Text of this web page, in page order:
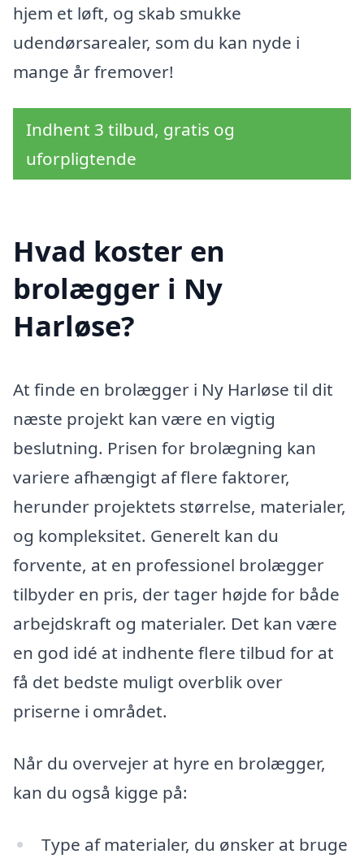
hjem et løft, og skab smukke
udendørsarealer, som du kan nyde i
mange år fremover!
Indhent 3 tilbud, gratis og
uforpligtende
Hvad koster en
brolægger i Ny
Harløse?
At finde en brolægger i Ny Harløse til dit
næste projekt kan være en vigtig
beslutning. Prisen for brolægning kan
variere afhængigt af flere faktorer,
herunder projektets størrelse, materialer,
og kompleksitet. Generelt kan du
forvente, at en professionel brolægger
tilbyder en pris, der tager højde for både
arbejdskraft og materialer. Det kan være
en god idé at indhente flere tilbud for at
få det bedste muligt overblik over
priserne i området.
Når du overvejer at hyre en brolægger,
kan du også kigge på:
Type af materialer, du ønsker at bruge